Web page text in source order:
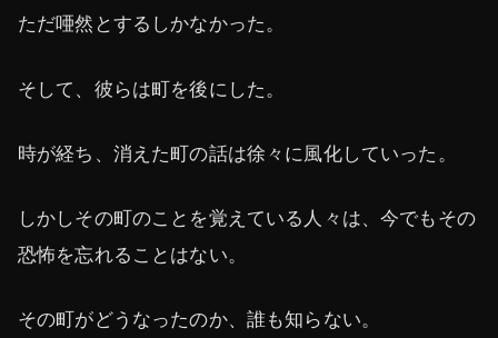
ただ唖然とするしかなかった。
そして、彼らは町を後にした。
時が経ち、消えた町の話は徐々に風化していった。
しかしその町のことを覚えている人々は、今でもその
恐怖を忘れることはない。
その町がどうなったのか、誰も知らない。